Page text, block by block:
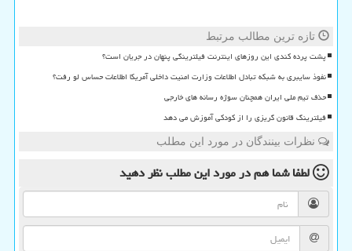
تازه ترین مطالب مرتبط
پشت پرده کندی این روزهای اینترنت فیلترینگی پنهان در جریان است؟
نفوذ سایبری به شبکه تبادل اطلاعات وزارت امنیت داخلی آمریکا اطلاعات حساس لو رفت؟
حذف تیم ملی ایران همچنان سوژه رسانه های خارجی
فیلترینگ قانون گریزی را از کودکی آموزش می دهد
نظرات بینندگان در مورد این مطلب
لطفا شما همدر مورد این مطلبنظر دهید